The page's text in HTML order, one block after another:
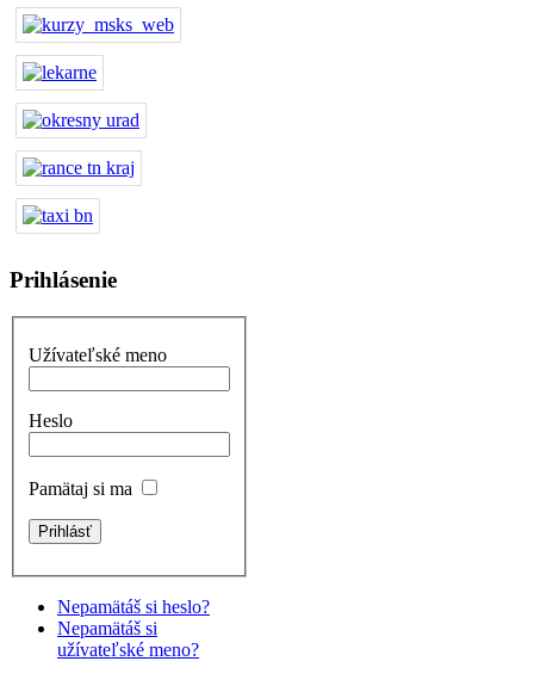
Prihlásenie
Užívateľské meno
Heslo
Pamätaj si ma
Nepamätáš si heslo?
Nepamätáš si
užívateľské meno?